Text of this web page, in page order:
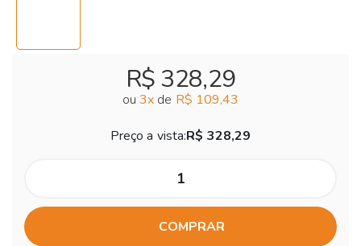
R$ 328,29
ou 3x de R$ 109,43
Preço a vista:R$ 328,29
COMPRAR